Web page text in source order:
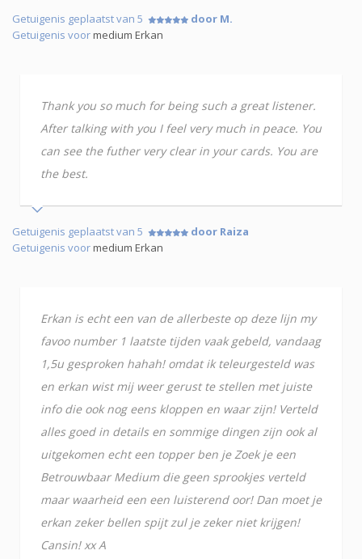
Getuigenis geplaatst van 5
door M.
Getuigenis voormedium Erkan
Thank you so much for being such a great listener.
After talking with you I feel very much in peace. You
can see the futher very clear in your cards. You are
the best.
Getuigenis geplaatst van 5
door Raiza
Getuigenis voormedium Erkan
Erkan is echt een van de allerbeste op deze lijn my
favoo number 1 laatste tijden vaak gebeld, vandaag
1,5u gesproken hahah! omdat ik teleurgesteld was
en erkan wist mij weer gerust te stellen met juiste
info die ook nog eens kloppen en waar zijn! Verteld
alles goed in details en sommige dingen zijn ook al
uitgekomen echt een topper ben je Zoek je een
Betrouwbaar Medium die geen sprookjes verteld
maar waarheid een een luisterend oor! Dan moet je
erkan zeker bellen spijt zul je zeker niet krijgen!
Cansin! xx A